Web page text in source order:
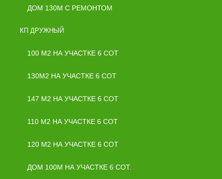
ДОМ 130М С РЕМОНТОМ
КП ДРУЖНЫЙ
100 М2 НА УЧАСТКЕ 6 СОТ
130М2 НА УЧАСТКЕ 6 СОТ
147 М2 НА УЧАСТКЕ 6 СОТ
110 М2 НА УЧАСТКЕ 6 СОТ
120 М2 НА УЧАСТКЕ 6 СОТ
ДОМ 100М НА УЧАСТКЕ 6 СОТ.